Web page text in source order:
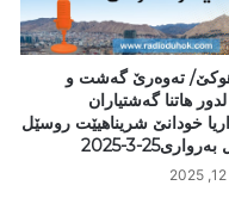
تەوەرێ گەشت و
ھاتنا گەشتیاران
خودانێ شریناھیێت روسێل
3-2025